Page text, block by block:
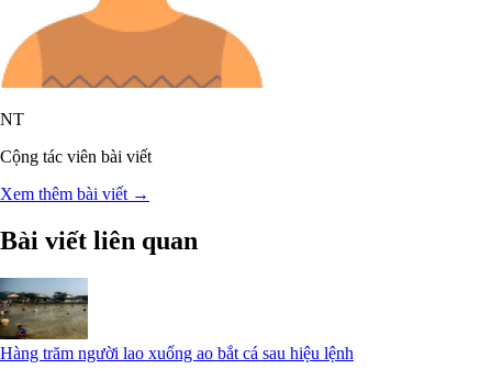
NT
Cộng tác viên bài viết
Xem thêm bài viết →
Bài viết liên quan
Hàng trăm người lao xuống ao bắt cá sau hiệu lệnh